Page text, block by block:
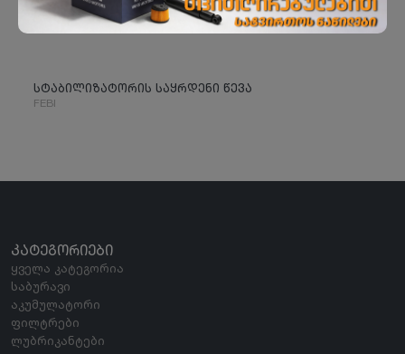
სტაბილიზატორის საყრდენი წევა
FEBI
ᲙᲐᲢᲔᲒᲝᲠᲘᲔᲑᲘ
ყველა კატეგორია
საბურავი
აკუმულატორი
ფილტრები
ლუბრიკანტები